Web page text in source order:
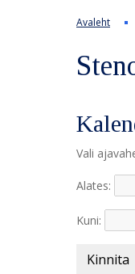
Avaleht
Vali
Alates:
Kuni:
Kinnita